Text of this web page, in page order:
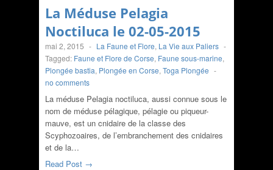
La Méduse Pelagia
Noctiluca le 02-05-2015
mai 2, 2015 - La Faune et Flore, La Vie aux Paliers -
Tagged: Faune et Flore de Corse, Faune sous-marine,
Plongée bastia, Plongée en Corse, Toga Plongée -
no comments
La méduse Pelagia noctiluca, aussi connue sous le
nom de méduse pélagique, pélagie ou piqueur-
mauve, est un cnidaire de la classe des
Scyphozoaires, de l’embranchement des cnidaires
et de la…
Read Post →